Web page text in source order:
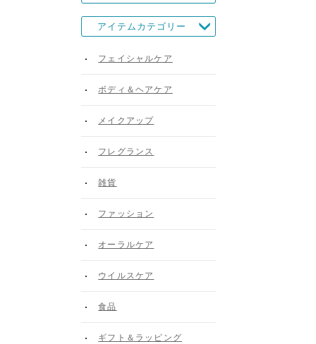
アイテムカテゴリー
フェイシャルケア
ボディ＆ヘアケア
メイクアップ
フレグランス
雑貨
ファッション
オーラルケア
ウイルスケア
食品
ギフト＆ラッピング